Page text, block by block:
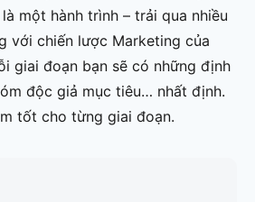
một hành trình – trải qua nhiều
với chiến lược Marketing của
giai đoạn bạn sẽ có những định
độc giả mục tiêu… nhất định.
tốt cho từng giai đoạn.